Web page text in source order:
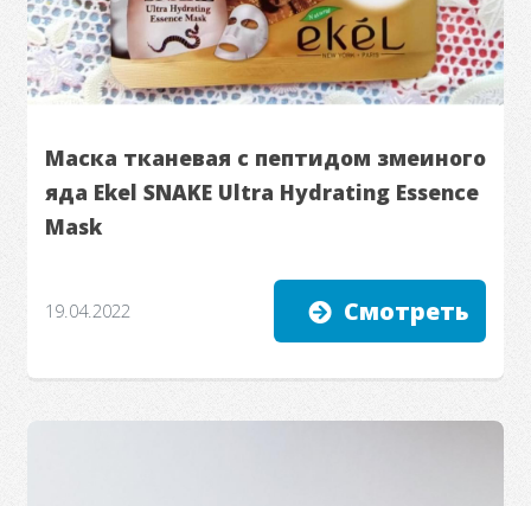
Маска тканевая с пептидом змеиного
яда Ekel SNAKE Ultra Hydrating Essence
Mask
19.04.2022 Смотреть